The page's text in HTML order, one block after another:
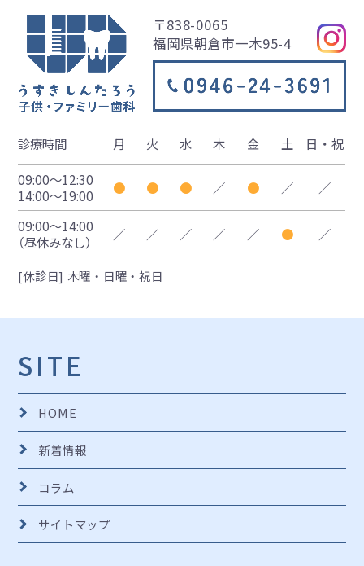
〒838-0065
福岡県朝倉市一木95-4
診療時間 月 火 水 木 金 土
日・祝
09:00〜12:30
14:00〜19:00
● ● ● ／ ● ／ ／
09:00〜14:00
（昼休みなし）
／ ／ ／ ／ ／ ● ／
[休診日] 木曜・日曜・祝日
SITE
HOME
新着情報
コラム
サイトマップ